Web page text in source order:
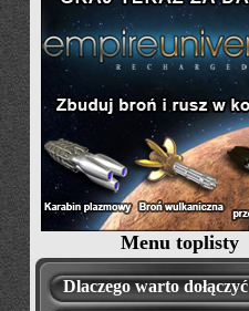
Menu toplisty
Dlaczego warto dołączyć